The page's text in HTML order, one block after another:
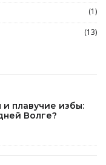
(1)
(13)
плавучие избы:
Волге?